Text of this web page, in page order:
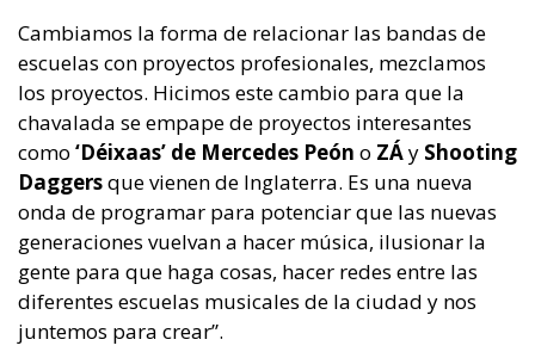
Cambiamos la forma de relacionar las bandas de
escuelas con proyectos profesionales, mezclamos
los proyectos. Hicimos este cambio para que la
chavalada se empape de proyectos interesantes
como ‘Déixaas’ de Mercedes Peón o ZÁy Shooting
Daggersque vienen de Inglaterra. Es una nueva
onda de programar para potenciar que las nuevas
generaciones vuelvan a hacer música, ilusionar la
gente para que haga cosas, hacer redes entre las
diferentes escuelas musicales de la ciudad y nos
juntemos para crear”.